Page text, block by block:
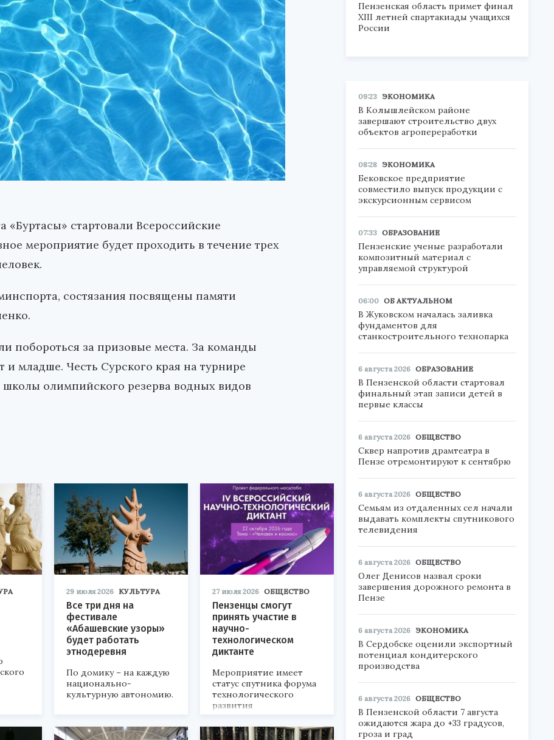
«Буртасы» стартовали Всероссийские
мероприятие будет проходить в течение трех
состязания посвящены памяти
побороться за призовые места. За команды
и младше. Честь Сурского края на турнире
олимпийского резерва водных видов
29 июля 2026 КУЛЬТУРА
Все три дня на
фестивале
«Абашевские узоры»
будет работать
этнодеревня
По домику – на каждую
национально-
культурную автономию.
27 июля 2026 ОБЩЕСТВО
Пензенцы смогут
принять участие в
научно-
технологическом
диктанте
Мероприятие имеет
статус спутника форума
технологического
развития
«Технопром-2026».
Пензенская область примет финал
XIII летней спартакиады учащихся
России
09:23 ЭКОНОМИКА
В Колышлейском районе
завершают строительство двух
объектов агропереработки
08:28 ЭКОНОМИКА
Бековское предприятие
совместило выпуск продукции с
экскурсионным сервисом
07:33 ОБРАЗОВАНИЕ
Пензенские ученые разработали
композитный материал с
управляемой структурой
06:00 ОБ АКТУАЛЬНОМ
В Жуковском началась заливка
фундаментов для
станкостроительного технопарка
6 августа 2026 ОБРАЗОВАНИЕ
В Пензенской области стартовал
финальный этап записи детей в
первые классы
6 августа 2026 ОБЩЕСТВО
Сквер напротив драмтеатра в
Пензе отремонтируют к сентябрю
6 августа 2026 ОБЩЕСТВО
Семьям из отдаленных сел начали
выдавать комплекты спутникового
телевидения
6 августа 2026 ОБЩЕСТВО
Олег Денисов назвал сроки
завершения дорожного ремонта в
Пензе
6 августа 2026 ЭКОНОМИКА
В Сердобске оценили экспортный
потенциал кондитерского
производства
6 августа 2026 ОБЩЕСТВО
В Пензенской области 7 августа
ожидаются жара до +33 градусов,
гроза и град